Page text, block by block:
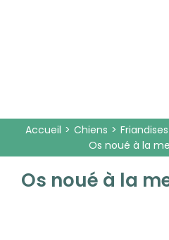
Accueil Chiens Friandises
Os noué à la
Os noué à la